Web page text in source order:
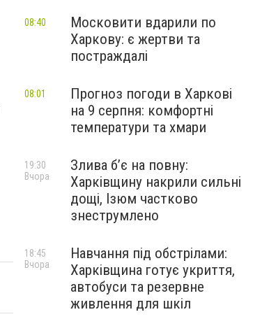
Московити вдарили по
Харкову: є жертви та
постраждалі
08:40
Прогноз погоди в Харкові
на 9 серпня: комфортні
температури та хмари
08:01
Злива б’є на повну:
Харківщину накрили сильні
дощі, Ізюм частково
знеструмлено
19:30
Вчора
Навчання під обстрілами:
Харківщина готує укриття,
автобуси та резервне
живлення для шкіл
18:45
Вчора